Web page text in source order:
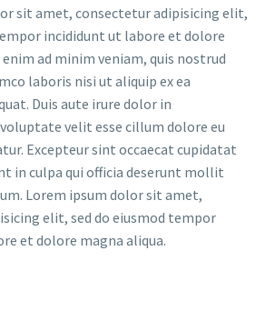
sit amet, consectetur adipisicing elit,
incididunt ut labore et dolore
ad minim veniam, quis nostrud
laboris nisi ut aliquip ex ea
Duis aute irure dolor in
velit esse cillum dolore eu
Excepteur sint occaecat cupidatat
in culpa qui officia deserunt mollit
Lorem ipsum dolor sit amet,
elit, sed do eiusmod tempor
et dolore magna aliqua.